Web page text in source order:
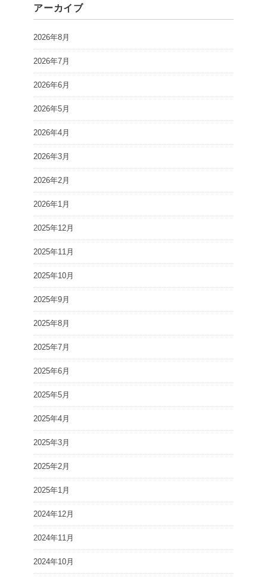
アーカイブ
2026年8月
2026年7月
2026年6月
2026年5月
2026年4月
2026年3月
2026年2月
2026年1月
2025年12月
2025年11月
2025年10月
2025年9月
2025年8月
2025年7月
2025年6月
2025年5月
2025年4月
2025年3月
2025年2月
2025年1月
2024年12月
2024年11月
2024年10月